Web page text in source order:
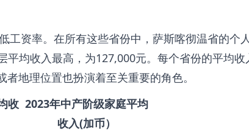
工资率。在所有这些省份中，萨斯喀彻温省的个
平均收入最高，为127,000元。每个省份的平均收
地理位置也扮演着至关重要的角色。
收 2023年中产阶级家庭平均
收入(加币）